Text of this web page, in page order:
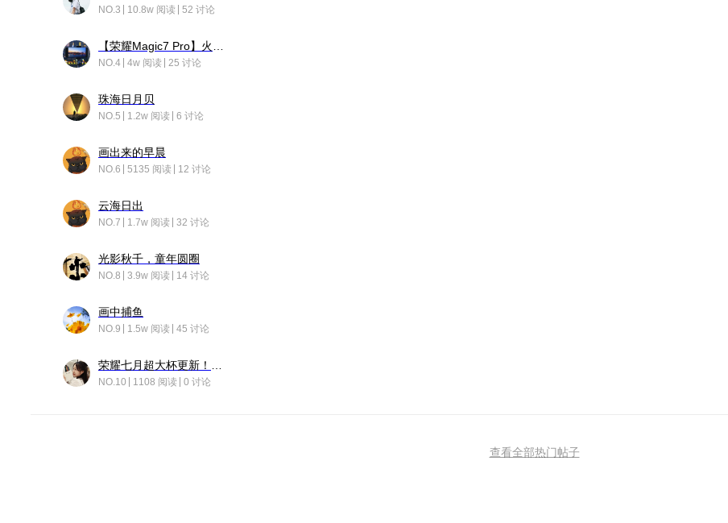
NO.3 10.8w 阅读 52 讨论
NO.4 4w 阅读 25 讨论
珠海日月贝
NO.5 1.2w 阅读 6 讨论
画出来的早晨
NO.6 5135 阅读 12 讨论
云海日出
NO.7 1.7w 阅读 32 讨论
光影秋千，童年圆圈
NO.8 3.9w 阅读 14 讨论
画中捕鱼
NO.9 1.5w 阅读 45 讨论
NO.10 1108 阅读 0 讨论
查看全部热门帖子